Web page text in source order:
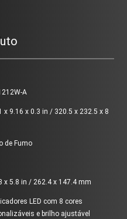
A
x 9.16 x 0.3 in / 320.5 x 232.5 x 8
de Fumo
x 5.8 in / 262.4 x 147.4 mm
LED com 8 cores
e brilho ajustável